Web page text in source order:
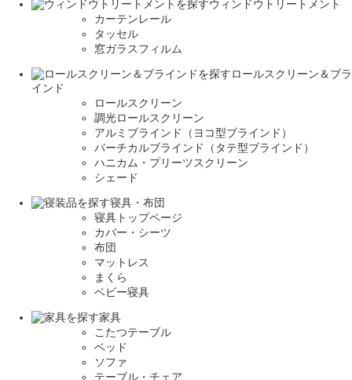
ウィンドウトリートメント
カーテンレール
タッセル
窓ガラスフィルム
ロールスクリーン＆ブラ
インド
ロールスクリーン
調光ロールスクリーン
アルミブラインド（ヨコ型ブラインド）
バーチカルブラインド（タテ型ブラインド）
ハニカム・プリーツスクリーン
シェード
寝具・布団
寝具トップページ
カバー・シーツ
布団
マットレス
まくら
ベビー寝具
家具
こたつテーブル
ベッド
ソファ
テーブル・チェア